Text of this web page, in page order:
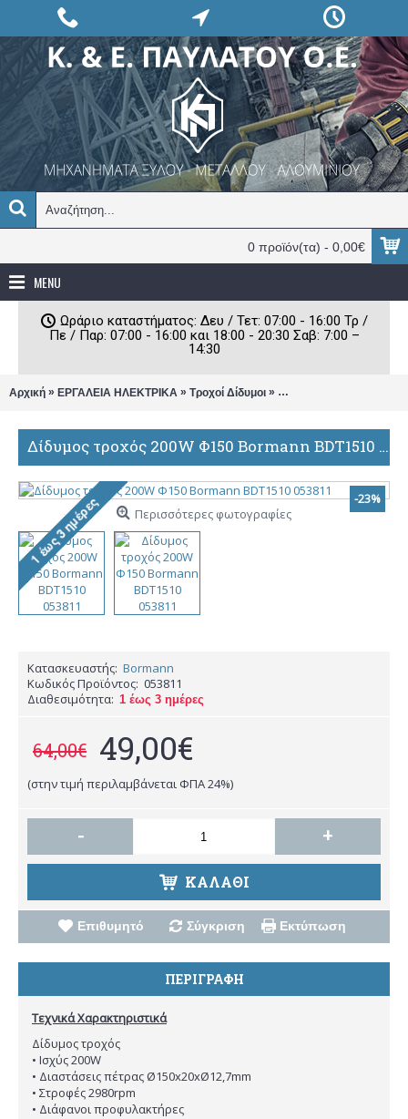
0 προϊόν(τα) - 0,00€
MENU
Ωράριο καταστήματος: Δευ / Τετ: 07:00 - 16:00 Τρ /
Πε / Παρ: 07:00 - 16:00 και 18:00 - 20:30 Σαβ: 7:00 –
14:30
Αρχική » ΕΡΓΑΛΕΙΑ ΗΛΕΚΤΡΙΚΑ » Τροχοί Δίδυμοι » Δίδυμος τροχός 200W
Δίδυμος τροχός 200W Φ150 Bormann BDT1510 053811
-23%
Περισσότερες φωτογραφίες
Κατασκευαστής: Bormann
Κωδικός Προϊόντος: 053811
Διαθεσιμότητα: 1 έως 3 ημέρες
64,00€ 49,00€
(στην τιμή περιλαμβάνεται ΦΠΑ 24%)
- +
ΚΑΛΆΘΙ
Επιθυμητό Σύγκριση Εκτύπωση
ΠΕΡΙΓΡΑΦΉ
Τεχνικά Χαρακτηριστικά
Δίδυμος τροχός
• Ισχύς 200W
• Διαστάσεις πέτρας Ø150x20xØ12,7mm
• Στροφές 2980rpm
• Διάφανοι προφυλακτήρες